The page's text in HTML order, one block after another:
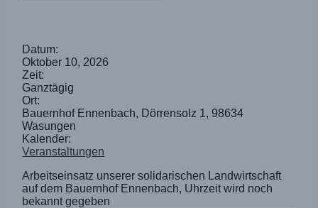
Datum:
Oktober 10, 2026
Zeit:
Ganztägig
Ort:
Bauernhof Ennenbach, Dörrensolz 1, 98634
Wasungen
Kalender:
Veranstaltungen
Arbeitseinsatz unserer solidarischen Landwirtschaft
auf dem Bauernhof Ennenbach, Uhrzeit wird noch
bekannt gegeben